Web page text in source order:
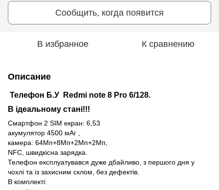
Сообщить, когда появится
В избранное К сравнению
Описание
Телефон Б.У Redmi note 8 Pro 6/128.
В ідеальному стані!!!
Смартфон 2 SIM екран: 6,53
акумулятор 4500 мАг ,
камера: 64Мп+8Мп+2Мп+2Мп,
NFC, швидкісна зарядка.
Телефон експлуатувався дуже дбайливо, з першого дня у
чохлі та із захисним склом, без дефектів.
В комплекті: